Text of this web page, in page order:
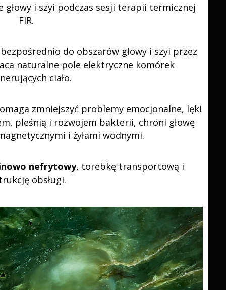
i szyi podczas sesji terapii termicznej
FIR.
do obszarów głowy i szyi przez
naturalne pole elektryczne komórek
ciało.
zmniejszyć problemy emocjonalne, lęki
pleśnią i rozwojem bakterii, chroni głowę
i żyłami wodnymi.
nefrytowy, torebkę transportową i
obsługi.